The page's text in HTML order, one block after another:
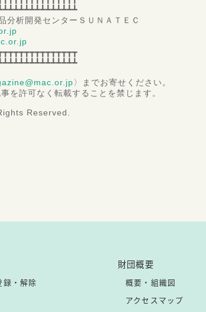
析開発センターＳＵＮＡＴＥＣ
〉までお寄せください。
を許可なく転載することを禁じます。
Reserved.
録・解除
財団概要
概要・組織図
アクセスマップ